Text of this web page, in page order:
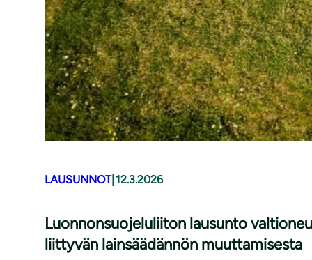
LAUSUNNOT| 12.3.2026
Luonnonsuojeluliiton lausunto
liittyvän lainsäädännön muuttamisesta